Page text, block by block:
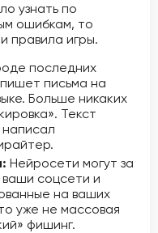
узнать по
ошибкам, то
правила игры.
последних
письма на
Больше никаких
Текст
написал
Нейросети могут за
ваши соцсети и
на ваших
уже не массовая
фишинг.